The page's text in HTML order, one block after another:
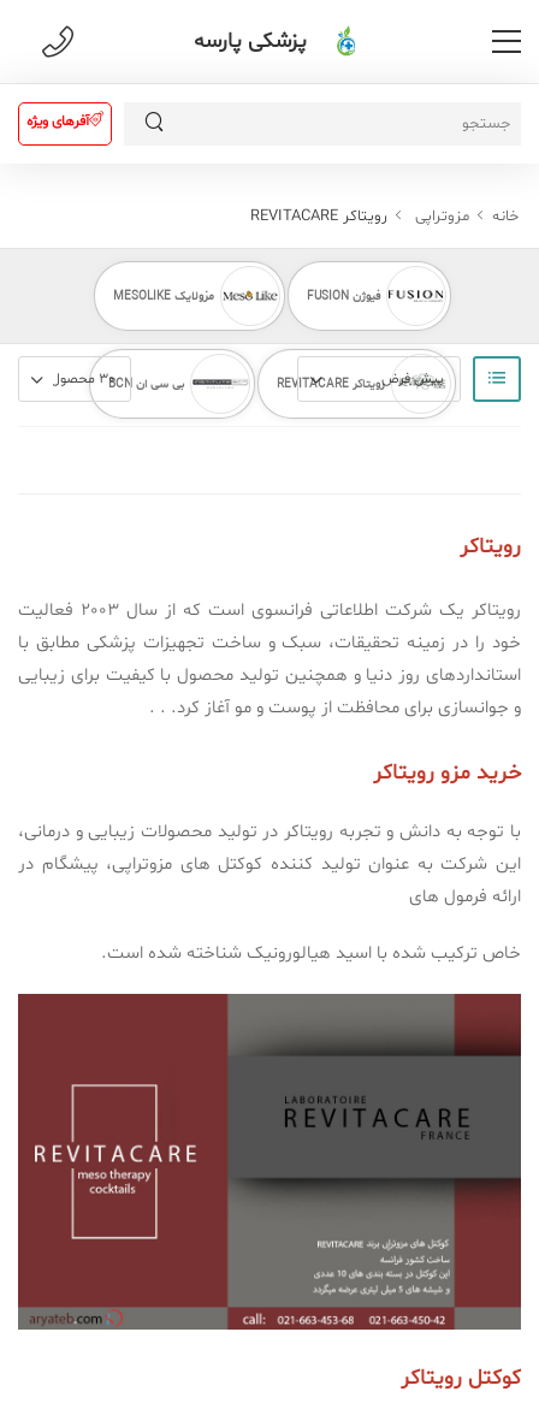
پزشکی پارسه
آفرهای ویژه
خانه مزوتراپی رویتاکر REVITACARE
فیوژن FUSION مزولایک MESOLIKE
رویتاکر REVITACARE بی سی ان BCN
رویتاکر
رویتاکر یک شرکت اطلاعاتی فرانسوی است که از سال 2003 فعالیت
خود را در زمینه تحقیقات، سبک و ساخت تجهیزات پزشکی مطابق با
استانداردهای روز دنیا و همچنین تولید محصول با کیفیت برای زیبایی
و جوانسازی برای محافظت از پوست و مو آغاز کرد. . .
خرید مزو رویتاکر
با توجه به دانش و تجربه رویتاکر در تولید محصولات زیبایی و درمانی،
این شرکت به عنوان تولید کننده کوکتل های مزوتراپی، پیشگام در
ارائه فرمول های
خاص ترکیب شده با اسید هیالورونیک شناخته شده است.
کوکتل رویتاکر